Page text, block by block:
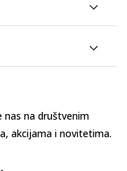
nas na društvenim
akcijama i novitetima.